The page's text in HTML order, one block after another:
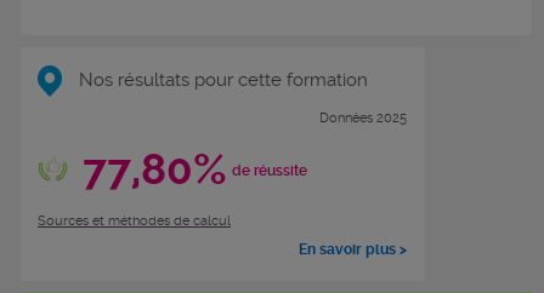
Nos résultats pour cette formation
Données 2025
77,80% de réussite
Sources et méthodes de calcul
En savoir plus >